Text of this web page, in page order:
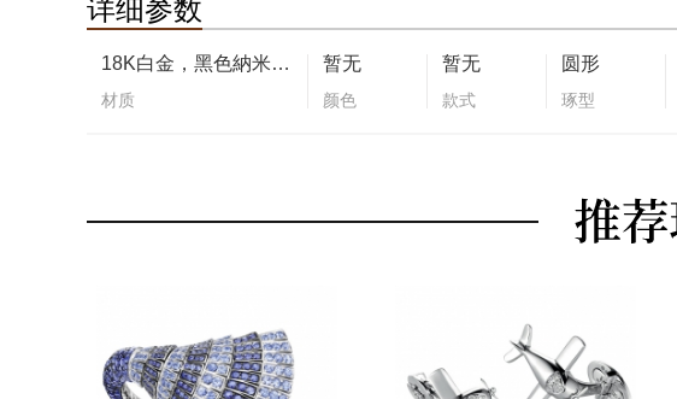
详细参数
18K白金，黑色納米陶瓷涂层合金
材质
暂无
颜色
暂无
款式
圆形
琢型